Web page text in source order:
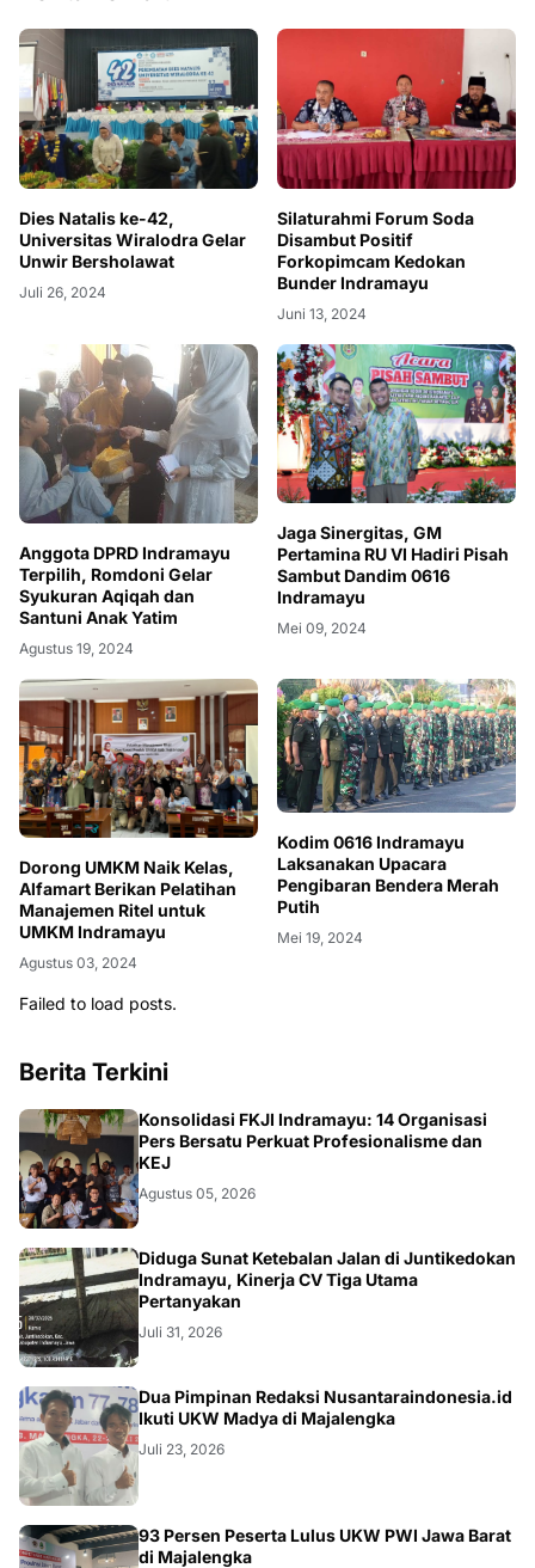
Dies Natalis ke-42,
Universitas Wiralodra Gelar
Unwir Bersholawat
Juli 26, 2024
Silaturahmi Forum Soda
Disambut Positif
Forkopimcam Kedokan
Bunder Indramayu
Juni 13, 2024
Anggota DPRD Indramayu
Terpilih, Romdoni Gelar
Syukuran Aqiqah dan
Santuni Anak Yatim
Agustus 19, 2024
Jaga Sinergitas, GM
Pertamina RU VI Hadiri Pisah
Sambut Dandim 0616
Indramayu
Mei 09, 2024
Dorong UMKM Naik Kelas,
Alfamart Berikan Pelatihan
Manajemen Ritel untuk
UMKM Indramayu
Agustus 03, 2024
Kodim 0616 Indramayu
Laksanakan Upacara
Pengibaran Bendera Merah
Putih
Mei 19, 2024
Failed to load posts.
Berita Terkini
Konsolidasi FKJI Indramayu: 14 Organisasi
Pers Bersatu Perkuat Profesionalisme dan
KEJ
Agustus 05, 2026
KRIMINAL
Diduga Sunat Ketebalan Jalan di Juntikedokan
Indramayu, Kinerja CV Tiga Utama
Pertanyakan
Juli 31, 2026
Dua Pimpinan Redaksi Nusantaraindonesia.id
Ikuti UKW Madya di Majalengka
Juli 23, 2026
93 Persen Peserta Lulus UKW PWI Jawa Barat
di Majalengka